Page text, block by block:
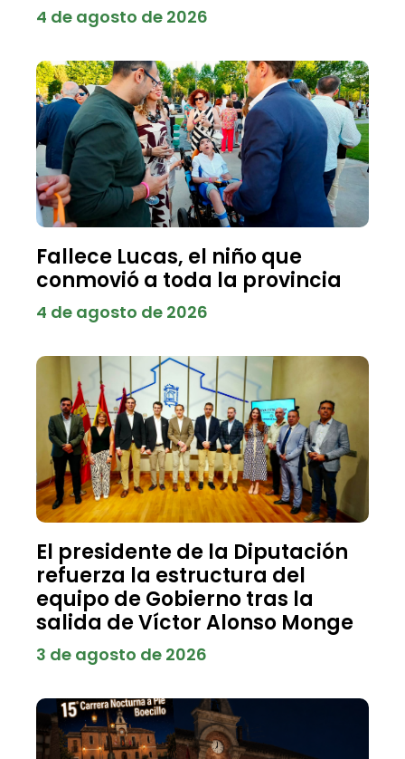
4 de agosto de 2026
Fallece Lucas, el niño que
conmovió a toda la provincia
4 de agosto de 2026
El presidente de la Diputación
refuerza la estructura del
equipo de Gobierno tras la
salida de Víctor Alonso Monge
3 de agosto de 2026